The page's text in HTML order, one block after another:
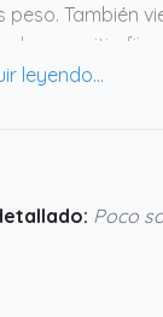
También
a un sitio
de garantía es
Poco